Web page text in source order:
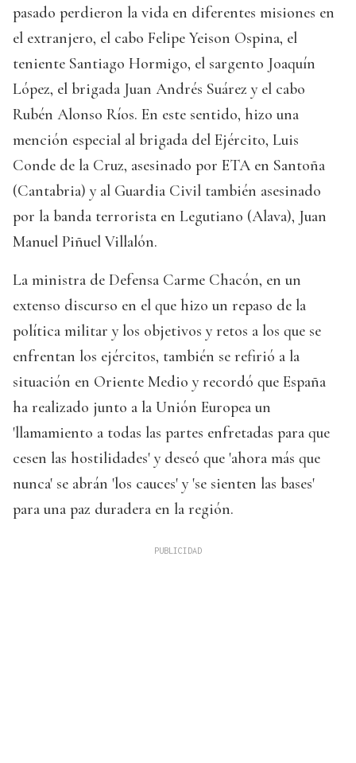
pasado perdieron la vida en diferentes misiones en
el extranjero, el cabo Felipe Yeison Ospina, el
teniente Santiago Hormigo, el sargento Joaquín
López, el brigada Juan Andrés Suárez y el cabo
Rubén Alonso Ríos. En este sentido, hizo una
mención especial al brigada del Ejército, Luis
Conde de la Cruz, asesinado por ETA en Santoña
(Cantabria) y al Guardia Civil también asesinado
por la banda terrorista en Legutiano (Alava), Juan
Manuel Piñuel Villalón.
La ministra de Defensa Carme Chacón, en un
extenso discurso en el que hizo un repaso de la
política militar y los objetivos y retos a los que se
enfrentan los ejércitos, también se refirió a la
situación en Oriente Medio y recordó que España
ha realizado junto a la Unión Europea un
'llamamiento a todas las partes enfretadas para que
cesen las hostilidades' y deseó que 'ahora más que
nunca' se abrán 'los cauces' y 'se sienten las bases'
para una paz duradera en la región.